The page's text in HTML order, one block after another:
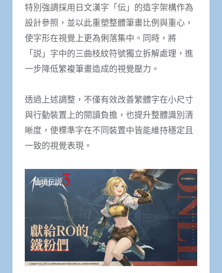
特別強調採用日文漢字「伝」的造字架構作為
設計參照，並以此重塑整體筆畫比例與重心，
使字形在視覺上更為俐落集中。同時，將
「説」字中的三曲枝紋符號獨立拆解處理，進
一步降低繁複筆畫造成的視覺壓力。
透過上述調整，不僅有效改善繁體字在小尺寸
與行動裝置上的閱讀負擔，也提升整體識別清
晰度，使標準字在不同裝置中皆能維持穩定且
一致的視覺表現。